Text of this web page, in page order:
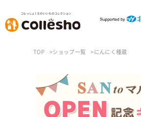
TOP ショップ一覧 にんにく種蔵